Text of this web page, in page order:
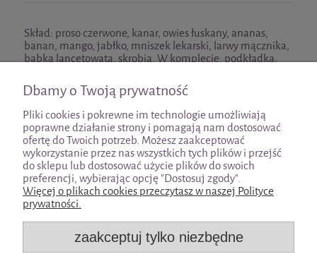
Skład: proso czerwone, kanar, owies łuskany, ananas,
banan, mango, jabłko, mniszek lekarski, larwy mącznika,
babka lancetowata, skrobia. W komplecie: podkładka,
Pomoc
Płatności i dostawa
Dbamy o Twoją prywatność
Pliki cookies i pokrewne im technologie umożliwiają
poprawne działanie strony i pomagają nam dostosować
ofertę do Twoich potrzeb. Możesz zaakceptować
wykorzystanie przez nas wszystkich tych plików i przejść
do sklepu lub dostosować użycie plików do swoich
preferencji, wybierając opcję "Dostosuj zgody".
Więcej o plikach cookies przeczytasz w naszej Polityce
prywatności.
zaakceptuj tylko niezbędne